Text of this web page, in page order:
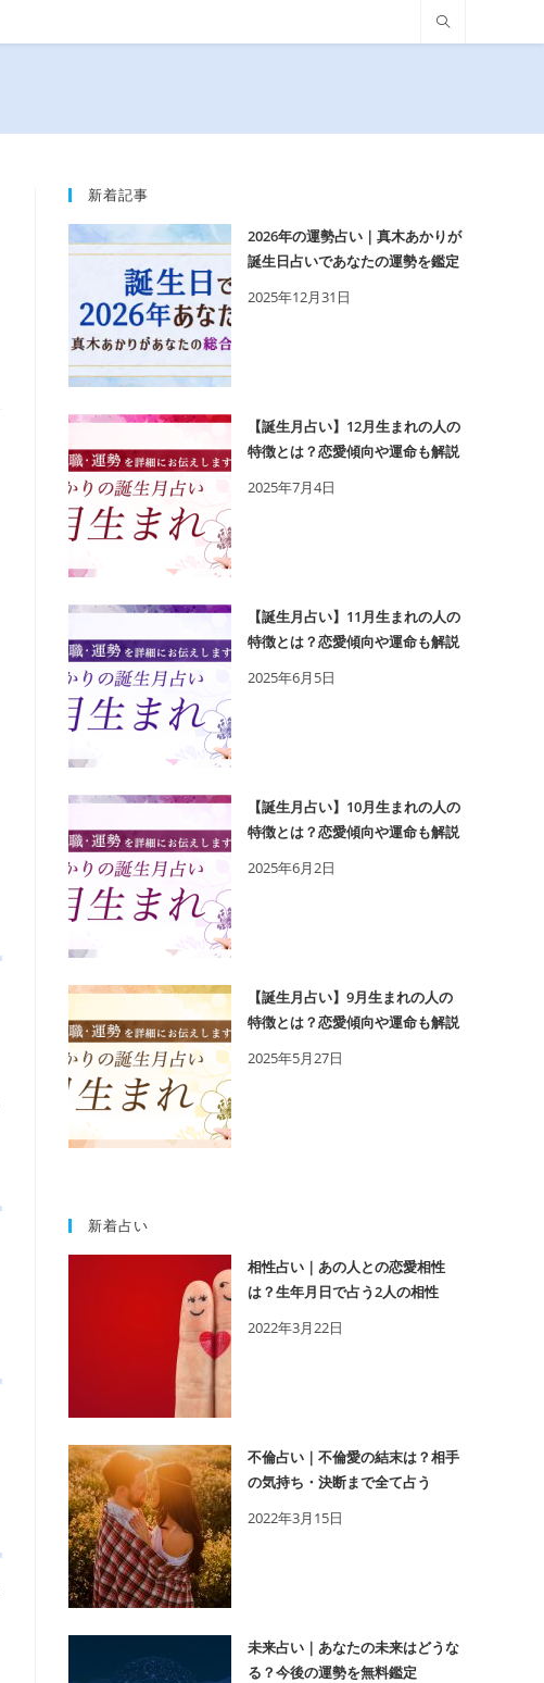
新着記事
2026年の運勢占い｜真木あかりが
誕生日占いであなたの運勢を鑑定
2025年12月31日
【誕生月占い】12月生まれの人の
特徴とは？恋愛傾向や運命も解説
2025年7月4日
【誕生月占い】11月生まれの人の
特徴とは？恋愛傾向や運命も解説
2025年6月5日
【誕生月占い】10月生まれの人の
特徴とは？恋愛傾向や運命も解説
2025年6月2日
【誕生月占い】9月生まれの人の
特徴とは？恋愛傾向や運命も解説
2025年5月27日
新着占い
相性占い｜あの人との恋愛相性
は？生年月日で占う2人の相性
2022年3月22日
不倫占い｜不倫愛の結末は？相手
の気持ち・決断まで全て占う
2022年3月15日
未来占い｜あなたの未来はどうな
る？今後の運勢を無料鑑定